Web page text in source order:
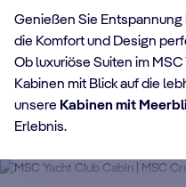
Genießen Sie Entspannung
die Komfort und Design
Ob luxuriöse Suiten im
Kabinen mit Blick auf die
unsere Kabinen mit
Erlebnis.
KABINENDATEN
MSC
Genießen Sie eine